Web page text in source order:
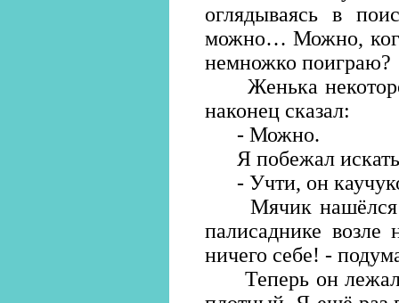
оглядываясь в
можно… Можно,
немножко поиграю?
Женька
наконец сказал:
- Можно.
Я побежал
- Учти, он
Мячик нашёлся
палисаднике
ничего себе! -
Теперь он лежал